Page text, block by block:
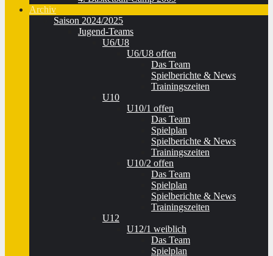
Archiv
Saison 2024/2025
Jugend-Teams
U6/U8
U6/U8 offen
Das Team
Spielberichte & News
Trainingszeiten
U10
U10/1 offen
Das Team
Spielplan
Spielberichte & News
Trainingszeiten
U10/2 offen
Das Team
Spielplan
Spielberichte & News
Trainingszeiten
U12
U12/1 weiblich
Das Team
Spielplan